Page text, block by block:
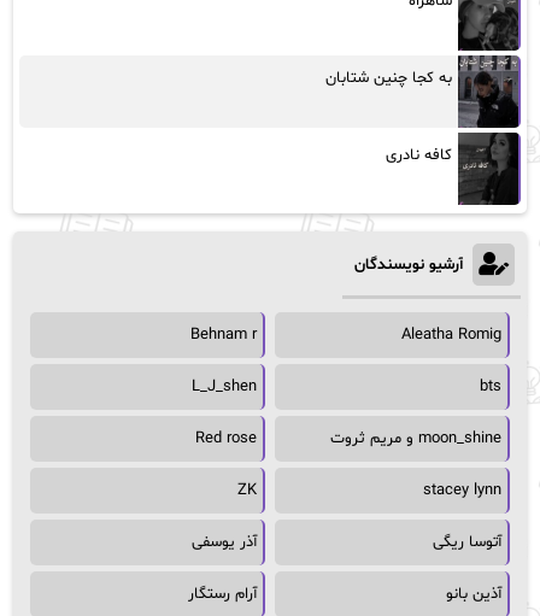
به کجا چنین شتابان
کافه نادری
آرشیو نویسندگان
Aleatha Romig
Behnam r
bts
L_J_shen
moon_shine و مریم ثروت Red rose
stacey lynn
ZK
آتوسا ریگی آذر یوسفی
آذین بانو آرام رستگار